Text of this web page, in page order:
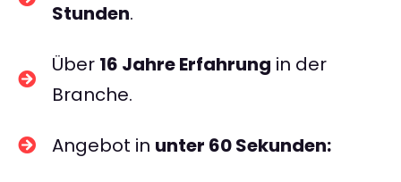
Stunden.
Über 16 Jahre Erfahrung in der
Branche.
Angebot in unter 60 Sekunden: